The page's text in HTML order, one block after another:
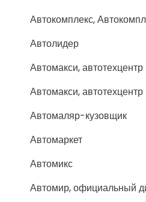
Автокомплекс,
Автолидер
Автомакси, автотехцентр
Автомакси, автотехцентр
Автомаляр-кузовщик
Автомаркет
Автомикс
Автомир, официальный